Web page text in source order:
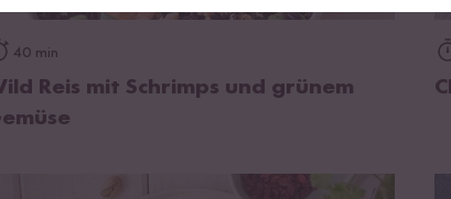
40 min
Reis mit Schrimps und grünem